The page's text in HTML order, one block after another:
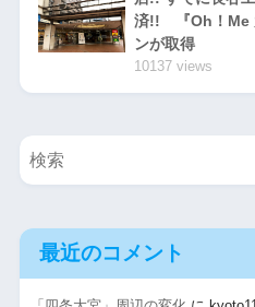
済!! 『Oh！Me
ンが取得
10137 views
最近のコメント